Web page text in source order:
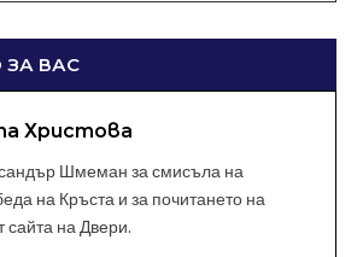
ЗА ВАС
Христова
Шмеман за смисъла на
на Кръста и за почитането на
сайта на Двери.